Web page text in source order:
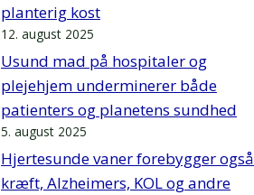
planterig kost
12. august 2025
Usund mad på hospitaler og
plejehjem underminerer både
patienters og planetens sundhed
5. august 2025
Hjertesunde vaner forebygger også
kræft, Alzheimers, KOL og andre